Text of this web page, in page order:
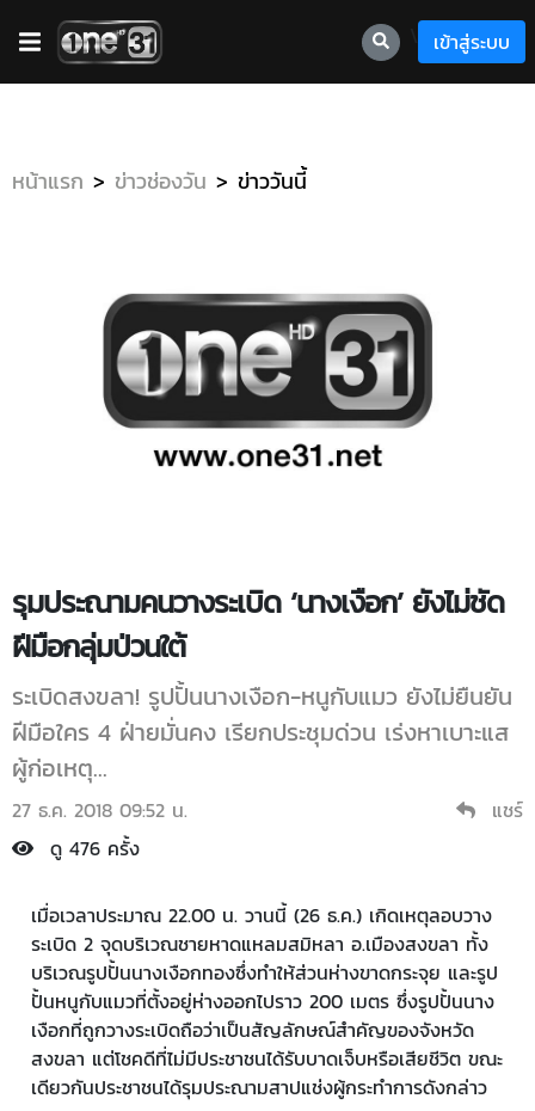
เข้าสู่ระบบ
หน้าแรก ข่าวช่องวัน ข่าววันนี้
รุมประณามคนวางระเบิด ‘นางเงือก’ ยังไม่ชัด
ฝีมือกลุ่มป่วนใต้
ระเบิดสงขลา! รูปปั้นนางเงือก-หนูกับแมว ยังไม่ยืนยัน
ฝีมือใคร 4 ฝ่ายมั่นคง เรียกประชุมด่วน เร่งหาเบาะแส
ผู้ก่อเหตุ...
27 ธ.ค. 2018 09:52 น.
แชร์
ดู 476 ครั้ง
เมื่อเวลาประมาณ 22.00 น. วานนี้ (26 ธ.ค.) เกิดเหตุลอบวาง
ระเบิด 2 จุดบริเวณชายหาดแหลมสมิหลา อ.เมืองสงขลา ทั้ง
บริเวณรูปปั้นนางเงือกทองซึ่งทำให้ส่วนห่างขาดกระจุย และรูป
ปั้นหนูกับแมวที่ตั้งอยู่ห่างออกไปราว 200 เมตร ซึ่งรูปปั้นนาง
เงือกที่ถูกวางระเบิดถือว่าเป็นสัญลักษณ์สำคัญของจังหวัด
สงขลา แต่โชคดีที่ไม่มีประชาชนได้รับบาดเจ็บหรือเสียชีวิต ขณะ
เดียวกันประชาชนได้รุมประณามสาปแช่งผู้กระทำการดังกล่าว